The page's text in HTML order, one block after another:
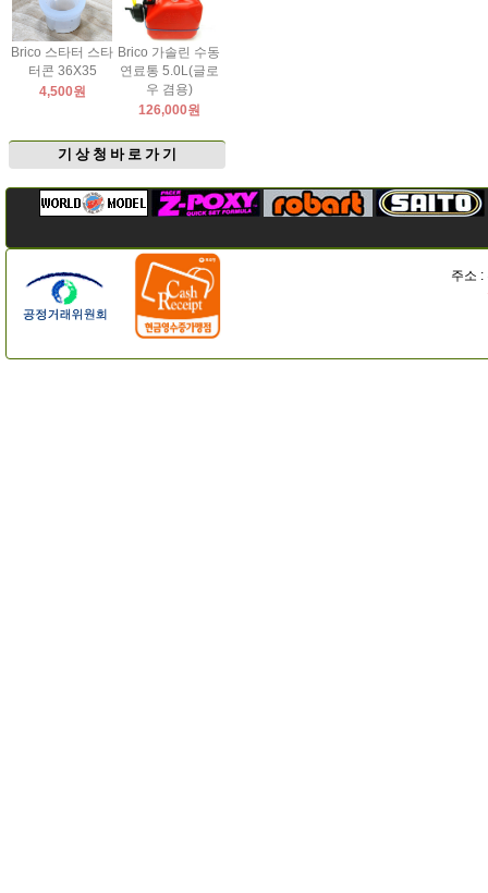
Brico 스타터 스타
터콘 36X35
4,500원
Brico 가솔린 수동
연료통 5.0L(글로
우 겸용)
126,000원
기 상 청 바 로 가 기
주소